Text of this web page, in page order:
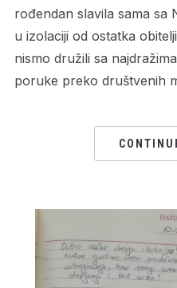
rođendan slavila sama sa
u izolaciji od ostatka
nismo družili sa
poruke preko društvenih